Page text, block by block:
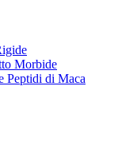
Morbide
Peptidi di Maca